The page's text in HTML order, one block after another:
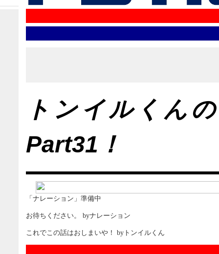
トンイルくん
Part31！
「ナレーション」準備中
お待ちください。 byナレーション
これでこの話はおしまいや！ byトンイルくん